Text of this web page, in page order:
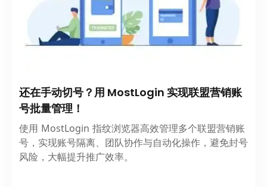
还在手动切号？用 MostLogin 实现联盟营销账
号批量管理！
使用 MostLogin 指纹浏览器高效管理多个联盟营销账
号，实现账号隔离、团队协作与自动化操作，避免封号
风险，大幅提升推广效率。